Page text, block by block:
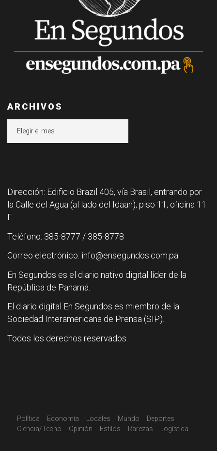
ARCHIVOS
Dirección: Edificio Brazil 405, vía Brasil, entrando por
la Calle del Agua (al lado del Idaan), piso 11, oficina 11
F.
Teléfono: 385-8777 / 385-8778
Correo electrónico: info@ensegundos.com.pa
En Segundos es el diario nativo digital líder de la
República de Panamá.
El diario digital En Segundos es miembro de la
Sociedad Interamericana de Prensa (SIP).
Todos los derechos reservados.
Política Economía Locales Mundo
Deportes
Ciencia/Tecno
Opinión Estilos Rarezas Logística